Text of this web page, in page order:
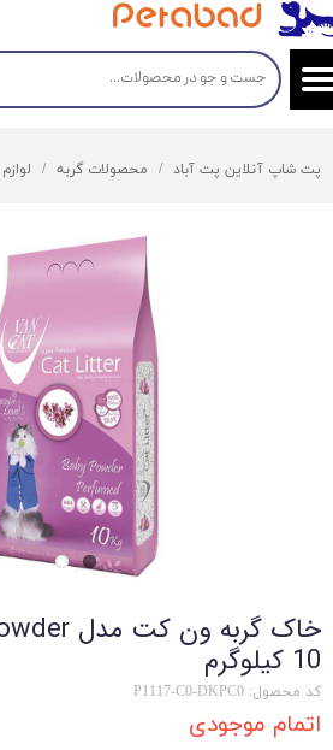
پت شاپ آنلاین پت آباد محصولات گربه
10 کیلوگرم
کد محصول: P1117-C0-DKPC0
اتمام موجودی